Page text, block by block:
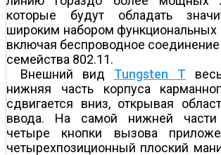
которые будут обладать
широким набором функциональных
включая беспроводное
семейства 802.11.
Внешний вид Tungsten T
нижняя часть корпуса
сдвигается вниз, открывая
ввода. На самой нижней части
четыре кнопки вызова
четырехпозиционный плоский